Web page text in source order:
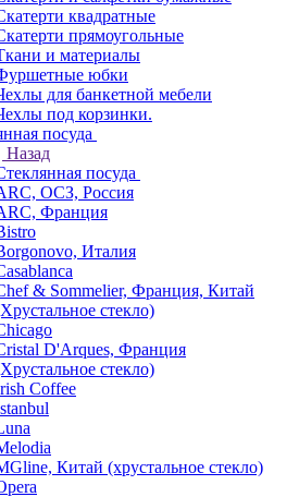
квадратные
прямоугольные
и материалы
юбки
для банкетной мебели
под корзинки.
посуда
Назад
посуда
ОСЗ, Россия
Франция
Италия
& Sommelier, Франция, Китай
стекло)
D'Arques, Франция
стекло)
Coffee
Китай (хрустальное стекло)